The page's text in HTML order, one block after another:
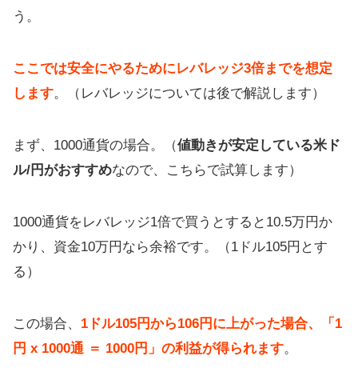
う。
ここでは安全にやるためにレバレッジ3倍までを想定
します。（レバレッジについては後で解説します）
まず、1000通貨の場合。（値動きが安定している米ド
ル/円がおすすめなので、こちらで試算します）
1000通貨をレバレッジ1倍で買うとすると10.5万円か
かり、資金10万円なら余裕です。（1ドル105円とす
る）
この場合、 1ドル105円から106円に上がった場合、「1
円 x 1000通 ＝ 1000円」の利益が得られます。